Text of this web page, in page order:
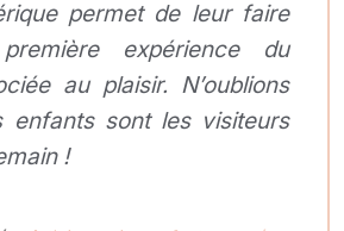
permet de leur faire
expérience du
au plaisir. N’oublions
enfants sont les visiteurs
!